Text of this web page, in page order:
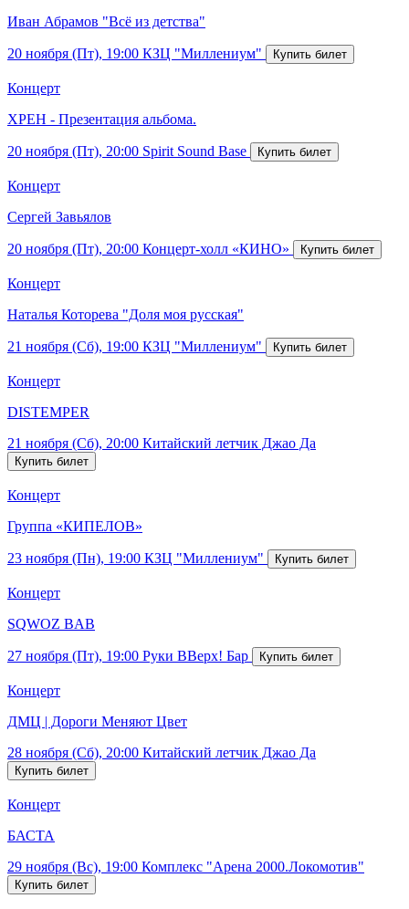
Иван Абрамов "Всё из детства"
20 ноября (Пт), 19:00 КЗЦ "Миллениум"
Концерт
ХРЕН - Презентация альбома.
20 ноября (Пт), 20:00 Spirit Sound Base
Концерт
Сергей Завьялов
20 ноября (Пт), 20:00 Концерт-холл «КИНО»
Концерт
Наталья Которева "Доля моя русская"
21 ноября (Сб), 19:00 КЗЦ "Миллениум"
Концерт
DISTEMPER
21 ноября (Сб), 20:00 Китайский летчик Джао Да
Концерт
Группа «КИПЕЛОВ»
23 ноября (Пн), 19:00 КЗЦ "Миллениум"
Концерт
SQWOZ BAB
27 ноября (Пт), 19:00 Руки ВВерх! Бар
Концерт
ДМЦ | Дороги Меняют Цвет
28 ноября (Сб), 20:00 Китайский летчик Джао Да
Концерт
БАСТА
29 ноября (Вс), 19:00 Комплекс "Арена 2000.Локомотив"